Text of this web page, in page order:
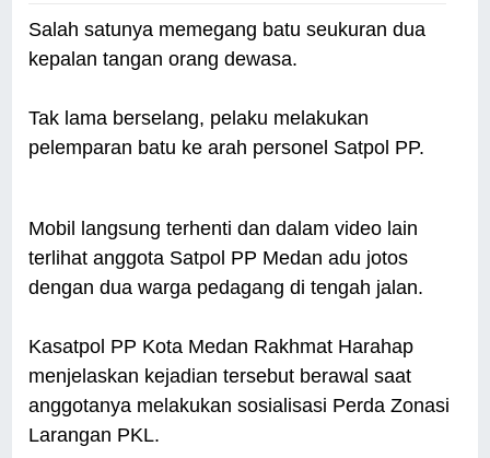
Salah satunya memegang batu seukuran dua
kepalan tangan orang dewasa.
Tak lama berselang, pelaku melakukan
pelemparan batu ke arah personel Satpol PP.
Mobil langsung terhenti dan dalam video lain
terlihat anggota Satpol PP Medan adu jotos
dengan dua warga pedagang di tengah jalan.
Kasatpol PP Kota Medan Rakhmat Harahap
menjelaskan kejadian tersebut berawal saat
anggotanya melakukan sosialisasi Perda Zonasi
Larangan PKL.